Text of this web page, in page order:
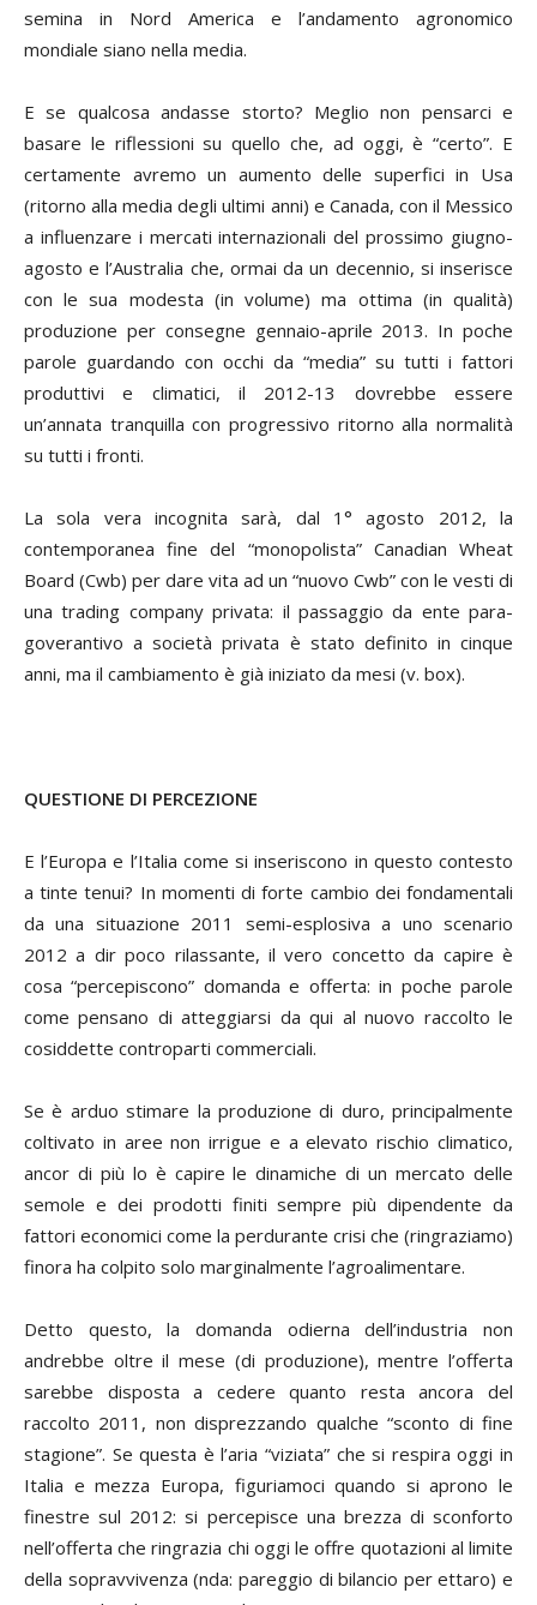
semina in Nord America e l’andamento agronomico
mondiale siano nella media.
E se qualcosa andasse storto? Meglio non pensarci e
basare le riflessioni su quello che, ad oggi, è “certo”. E
certamente avremo un aumento delle superfici in Usa
(ritorno alla media degli ultimi anni) e Canada, con il Messico
a influenzare i mercati internazionali del prossimo giugno-
agosto e l’Australia che, ormai da un decennio, si inserisce
con le sua modesta (in volume) ma ottima (in qualità)
produzione per consegne gennaio-aprile 2013. In poche
parole guardando con occhi da “media” su tutti i fattori
produttivi e climatici, il 2012-13 dovrebbe essere
un’annata tranquilla con progressivo ritorno alla normalità
su tutti i fronti.
La sola vera incognita sarà, dal 1° agosto 2012, la
contemporanea fine del “monopolista” Canadian Wheat
Board (Cwb) per dare vita ad un “nuovo Cwb” con le vesti di
unatrading companyprivata: il passaggio da ente para-
goverantivo a società privata è stato definito in cinque
anni, ma il cambiamento è già iniziato da mesi (v. box).
QUESTIONE DI PERCEZIONE
E l’Europa e l’Italia come si inseriscono in questo contesto
a tinte tenui? In momenti di forte cambio dei fondamentali
da una situazione 2011 semi-esplosiva a uno scenario
2012 a dir poco rilassante, il vero concetto da capire è
cosa “percepiscono” domanda e offerta: in poche parole
come pensano di atteggiarsi da qui al nuovo raccolto le
cosiddette controparti commerciali.
Se è arduo stimare la produzione di duro, principalmente
coltivato in aree non irrigue e a elevato rischio climatico,
ancor di più lo è capire le dinamiche di un mercato delle
semole e dei prodotti finiti sempre più dipendente da
fattori economici come la perdurante crisi che (ringraziamo)
finora ha colpito solo marginalmente l’agroalimentare.
Detto questo, la domanda odierna dell’industria non
andrebbe oltre il mese (di produzione), mentre l’offerta
sarebbe disposta a cedere quanto resta ancora del
raccolto 2011, non disprezzando qualche “sconto di fine
stagione”. Se questa è l’aria “viziata” che si respira oggi in
Italia e mezza Europa, figuriamoci quando si aprono le
finestre sul 2012: si percepisce una brezza di sconforto
nell’offerta che ringrazia chi oggi le offre quotazioni al limite
della sopravvivenza (nda: pareggio di bilancio per ettaro) e